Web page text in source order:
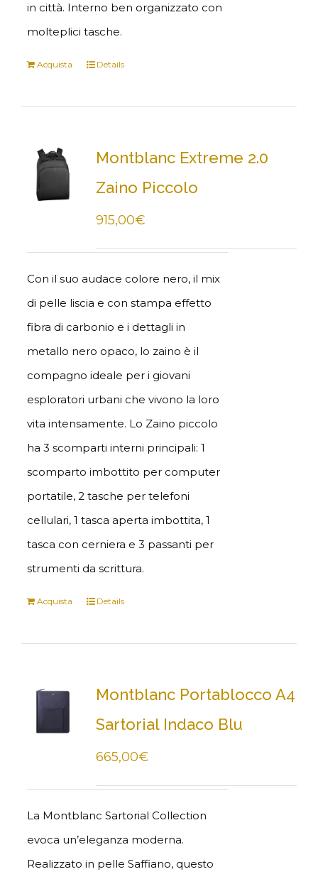
in città. Interno ben organizzato con
molteplici tasche.
Acquista Details
Montblanc Extreme 2.0
Zaino Piccolo
915,00€
Con il suo audace colore nero, il mix
di pelle liscia e con stampa effetto
fibra di carbonio e i dettagli in
metallo nero opaco, lo zaino è il
compagno ideale per i giovani
esploratori urbani che vivono la loro
vita intensamente. Lo Zaino piccolo
ha 3 scomparti interni principali: 1
scomparto imbottito per computer
portatile, 2 tasche per telefoni
cellulari, 1 tasca aperta imbottita, 1
tasca con cerniera e 3 passanti per
strumenti da scrittura.
Acquista Details
Montblanc Portablocco A4
Sartorial Indaco Blu
665,00€
La Montblanc Sartorial Collection
evoca un’eleganza moderna.
Realizzato in pelle Saffiano, questo